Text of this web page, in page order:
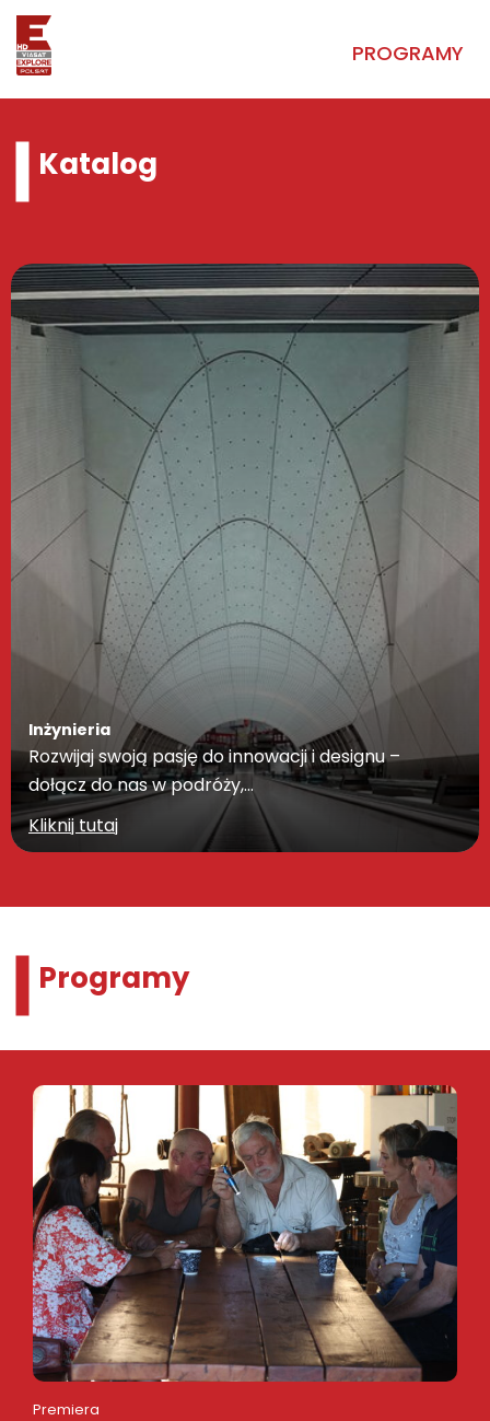
PROGRAMY
Katalog
Inżynieria
Rozwijaj swoją pasję do innowacji i designu –
dołącz do nas w podróży,…
Kliknij tutaj
Programy
Premiera